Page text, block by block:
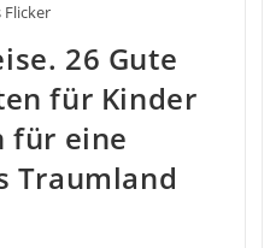
26 Gute
für Kinder
für eine
Traumland